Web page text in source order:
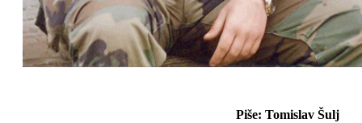
Piše: Tomislav Šulj